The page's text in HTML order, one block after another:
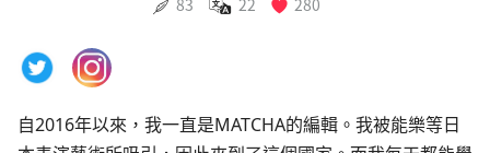
83 22 280
自2016年以來，我一直是MATCHA的編輯。我被能樂等日